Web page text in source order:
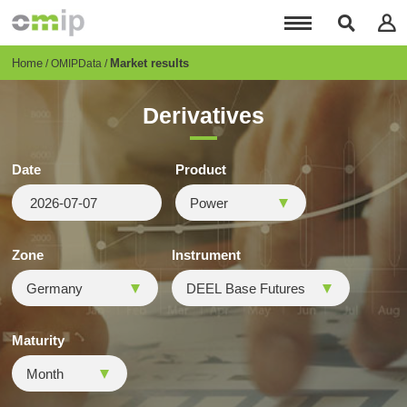
content
Breadcrumb
Home OMIPData Market results
Derivatives
Date Product
Zone Instrument
Maturity